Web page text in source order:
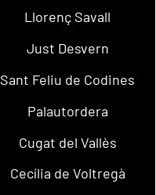
Llorenç Savall
Just Desvern
Sant Feliu de Codines
Palautordera
Cugat del Vallès
Cecília de Voltregà